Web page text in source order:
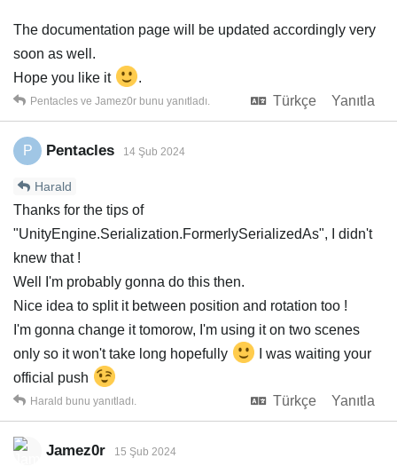
The documentation page will be updated accordingly very
soon as well.
Hope you like it
.
Türkçe
Yanıtla
Pentacles ve Jamez0r bunu yanıtladı.
P Pentacles 14 Şub 2024
Harald
Thanks for the tips of
"UnityEngine.Serialization.FormerlySerializedAs", I didn't
knew that !
Well I'm probably gonna do this then.
Nice idea to split it between position and rotation too !
I'm gonna change it tomorow, I'm using it on two scenes
only so it won't take long hopefully
I was waiting your
official push
Türkçe
Yanıtla
Harald bunu yanıtladı.
Jamez0r 15 Şub 2024